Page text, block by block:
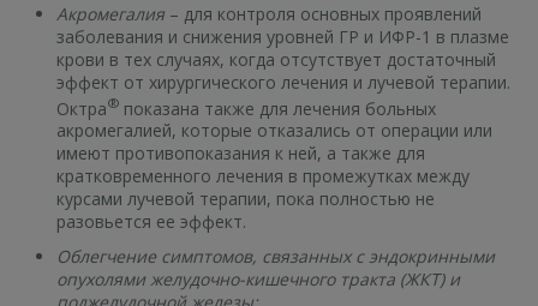
Акромегалия – для контроля основных проявлений
заболевания и снижения уровней ГР и ИФР-1 в плазме
крови в тех случаях, когда отсутствует достаточный
эффект от хирургического лечения и лучевой терапии.
Октра® показана также для лечения больных
акромегалией, которые отказались от операции или
имеют противопоказания к ней, а также для
кратковременного лечения в промежутках между
курсами лучевой терапии, пока полностью не
разовьется ее эффект.
Облегчение симптомов, связанных с эндокринными
опухолями желудочно-кишечного тракта (ЖКТ) и